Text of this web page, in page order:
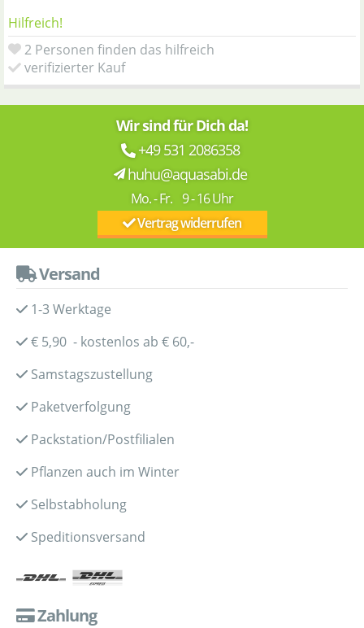
Hilfreich!
2 Personen finden das hilfreich
verifizierter Kauf
Wir sind für Dich da!
+49 531 2086358
huhu@aquasabi.de
Mo. - Fr. 9 - 16 Uhr
Vertrag widerrufen
Versand
1-3 Werktage
€ 5,90 - kostenlos ab € 60,-
Samstagszustellung
Paketverfolgung
Packstation/Postfilialen
Pflanzen auch im Winter
Selbstabholung
Speditionsversand
Zahlung